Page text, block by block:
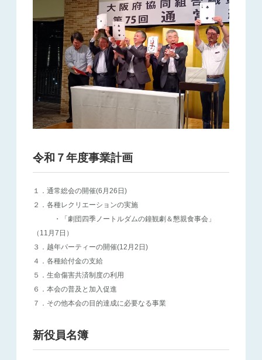
令和７年度事業計画
１．通常総会の開催(6月26日)
２．各種レクリエーションの実施
・「劇団四季ノートルダムの鐘観劇＆懇親食事会」
（11月7日）
３．越年パーティーの開催(12月2日)
４．各種給付金の支給
５．生命傷害共済制度の利用
６．本会の普及と加入促進
７．その他本会の目的達成に必要なる事業
新役員名簿